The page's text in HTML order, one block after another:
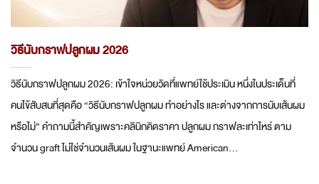
วิธีนับกราฟปลูกผม 2026
วิธีนับกราฟปลูกผม 2026: เข้าใจหน่วยวัดที่แพทย์ใช้ประเมิน หนึ่งในประเด็นที่
คนไข้สับสนที่สุดคือ “วิธีนับกราฟปลูกผม ทำอย่างไร และต่างจากการนับเส้นผม
หรือไม่” คำถามนี้สำคัญเพราะคลินิกคิดราคา ปลูกผม กราฟละเท่าไหร่ ตาม
จำนวน graft ไม่ใช่จำนวนเส้นผม ในฐานะแพทย์ American...